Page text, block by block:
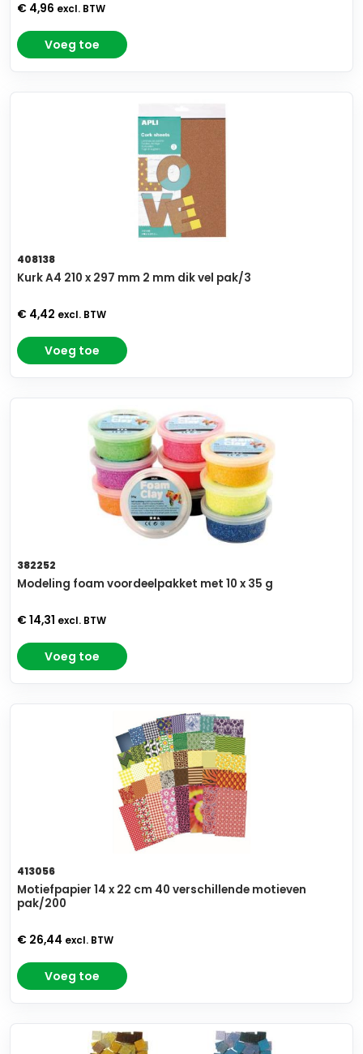
€ 4,96 excl. BTW
Voeg toe
408138
Kurk A4 210 x 297 mm 2 mm dik vel pak/3
€ 4,42 excl. BTW
Voeg toe
382252
Modeling foam voordeelpakket met 10 x 35 g
€ 14,31 excl. BTW
Voeg toe
413056
Motiefpapier 14 x 22 cm 40 verschillende motieven
pak/200
€ 26,44 excl. BTW
Voeg toe